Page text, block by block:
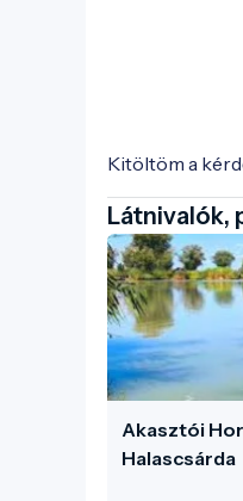
Kitöltöm a
Látnivalók,
Akasztói
Halascsárda